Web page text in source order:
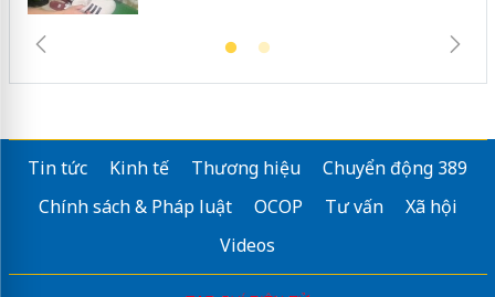
Tin tức Kinh tế Thương hiệu
Chuyển động 389
Chính sách & Pháp luật
OCOP Tư vấn
Xã hội
Videos